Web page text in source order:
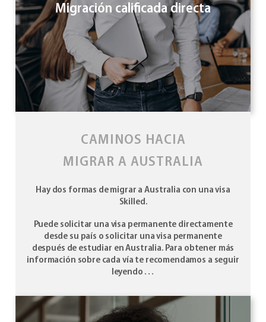
Migración calificada directa
CAMINOS HACIA
MIGRAR A AUSTRALIA
Hay dos formas de migrar a Australia con una visa
Skilled.
Puede solicitar una visa permanente directamente
desde su país o solicitar una visa permanente
después de estudiar en Australia. Para obtener más
información sobre cada vía te recomendamos a seguir
leyendo …